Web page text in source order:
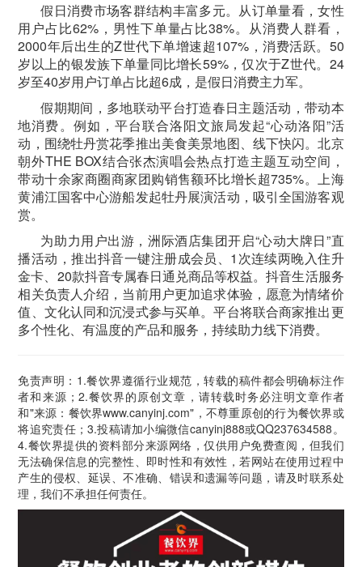
假日消费市场客群结构丰富多元。从订单量看，女性
用户占比62%，男性下单量占比38%。从消费人群看，
2000年后出生的Z世代下单增速超107%，消费活跃。50
岁以上的银发族下单量同比增长59%，仅次于Z世代。24
岁至40岁用户订单占比超6成，是假日消费主力军。
假期期间，多地联动平台打造春日主题活动，带动本
地消费。例如，平台联合洛阳文旅局发起“心动洛阳”活
动，围绕牡丹赏花季推出美食美景地图、线下快闪。北京
朝外THE BOX结合张杰演唱会热点打造主题互动空间，
带动十余家商圈商家团购销售额环比增长超735%。上海
黄浦江国客中心游船发起牡丹展演活动，吸引全国游客观
赏。
为助力用户出游，洲际酒店集团开启“心动大牌日”直
播活动，推出抖音一键注册成会员、1次连续两晚入住升
金卡、20款抖音专属春日通兑商品等权益。抖音生活服务
相关负责人介绍，当前用户更加追求体验，愿意为情绪价
值、文化认同和沉浸式参与买单。平台将联合商家推出更
多个性化、有温度的产品和服务，持续助力线下消费。
免责声明：1.餐饮界遵循行业规范，转载的稿件都会明确标注作
者和来源；2.餐饮界的原创文章，请转载时务必注明文章作者
和"来源：餐饮界www.canyinj.com"，不尊重原创的行为餐饮界或
将追究责任；3.投稿请加小编微信canyinj888或QQ237634588。
4.餐饮界提供的资料部分来源网络，仅供用户免费查阅，但我们
无法确保信息的完整性、即时性和有效性，若网站在使用过程中
产生的侵权、延误、不准确、错误和遗漏等问题，请及时联系处
理，我们不承担任何责任。